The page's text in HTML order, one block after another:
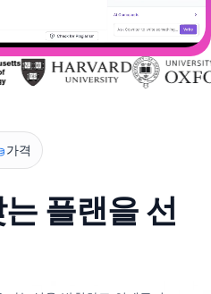
가격
플랜을 선